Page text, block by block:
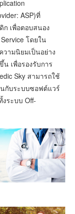
ASP)ที่
เพื่อตอบสนอง
โดยใน
วามนิยมเป็นอย่าง
เพื่อรองรับการ
Sky สามารถใช้
กับระบบซอฟต์แวร์
งระบบ Off-